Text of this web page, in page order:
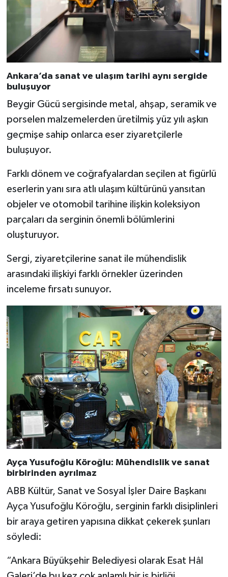
Ankara’da sanat ve ulaşım tarihi aynı sergide
buluşuyor
Beygir Gücü sergisinde metal, ahşap, seramik ve
porselen malzemelerden üretilmiş yüz yılı aşkın
geçmişe sahip onlarca eser ziyaretçilerle
buluşuyor.
Farklı dönem ve coğrafyalardan seçilen at figürlü
eserlerin yanı sıra atlı ulaşım kültürünü yansıtan
objeler ve otomobil tarihine ilişkin koleksiyon
parçaları da serginin önemli bölümlerini
oluşturuyor.
Sergi, ziyaretçilerine sanat ile mühendislik
arasındaki ilişkiyi farklı örnekler üzerinden
inceleme fırsatı sunuyor.
Ayça Yusufoğlu Köroğlu: Mühendislik ve sanat
birbirinden ayrılmaz
ABB Kültür, Sanat ve Sosyal İşler Daire Başkanı
Ayça Yusufoğlu Köroğlu, serginin farklı disiplinleri
bir araya getiren yapısına dikkat çekerek şunları
söyledi:
“Ankara Büyükşehir Belediyesi olarak Esat Hâl